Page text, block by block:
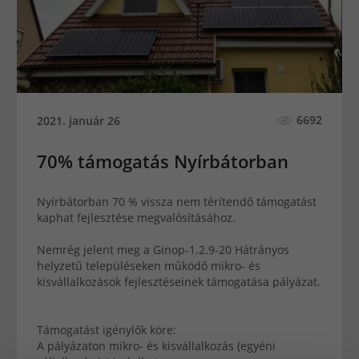
2021. január 26 6692
70% támogatás Nyírbátorban
Nyírbátorban 70 % vissza nem térítendő támogatást
kaphat fejlesztése megvalósításához.
Nemrég jelent meg a Ginop-1.2.9-20 Hátrányos
helyzetű településeken működő mikro- és
kisvállalkozások fejlesztéseinek támogatása pályázat.
Támogatást igénylők köre:
A pályázaton mikro- és kisvállalkozás (egyéni